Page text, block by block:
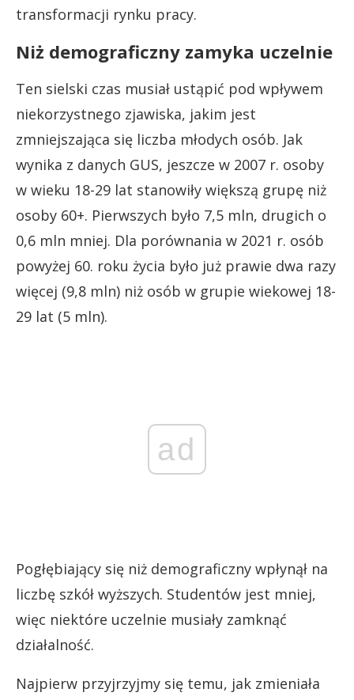
transformacji rynku pracy.
Niż demograficzny zamyka uczelnie
Ten sielski czas musiał ustąpić pod wpływem
niekorzystnego zjawiska, jakim jest
zmniejszająca się liczba młodych osób. Jak
wynika z danych GUS, jeszcze w 2007 r. osoby
w wieku 18-29 lat stanowiły większą grupę niż
osoby 60+. Pierwszych było 7,5 mln, drugich o
0,6 mln mniej. Dla porównania w 2021 r. osób
powyżej 60. roku życia było już prawie dwa razy
więcej (9,8 mln) niż osób w grupie wiekowej 18-
29 lat (5 mln).
ad
Pogłębiający się niż demograficzny wpłynął na
liczbę szkół wyższych. Studentów jest mniej,
więc niektóre uczelnie musiały zamknąć
działalność.
Najpierw przyjrzyjmy się temu, jak zmieniała